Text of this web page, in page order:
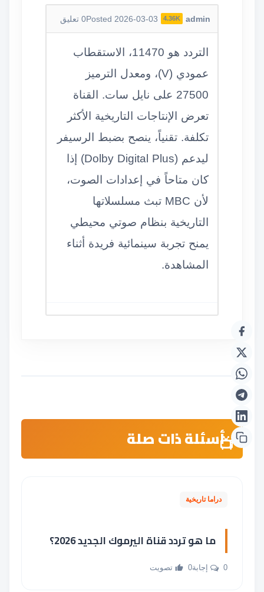
admin
4.36K
Posted 2026-03-03
0 تعليق
التردد هو 11470، الاستقطاب
عمودي (V)، ومعدل الترميز
27500 على نايل سات. القناة
تعرض الإنتاجات التاريخية الأكثر
تكلفة. تقنياً، ينصح بضبط الرسيفر
ليدعم (Dolby Digital Plus) إذا
كان متاحاً في إعدادات الصوت،
لأن MBC تبث مسلسلاتها
التاريخية بنظام صوتي محيطي
يمنح تجربة سينمائية فريدة أثناء
المشاهدة.
أسئلة ذات صلة
دراما تاريخية
ما هو تردد قناة اليرموك الجديد 2026؟
0 إجابة 0 تصويت